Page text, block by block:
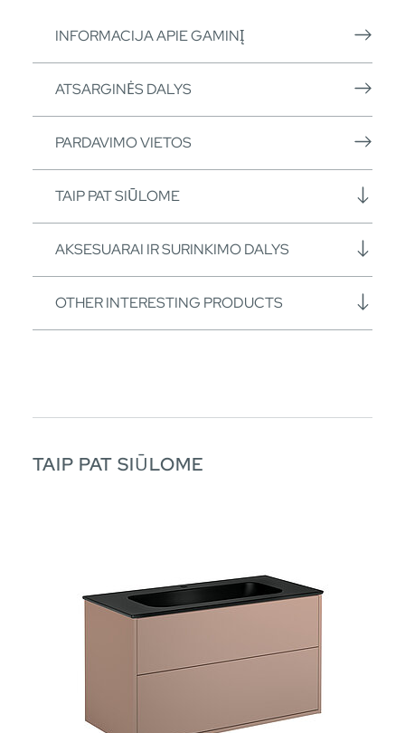
INFORMACIJA APIE GAMINĮ
ATSARGINĖS DALYS
PARDAVIMO VIETOS
TAIP PAT SIŪLOME
AKSESUARAI IR SURINKIMO DALYS
OTHER INTERESTING PRODUCTS
TAIP PAT SIŪLOME